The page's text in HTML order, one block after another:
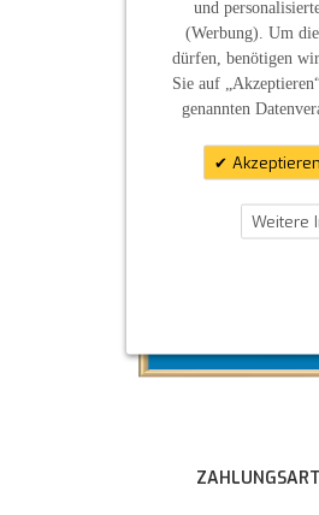
und
(Werbung). Um
dürfen, benötigen
Sie auf
genannten
Akzeptieren
Weitere